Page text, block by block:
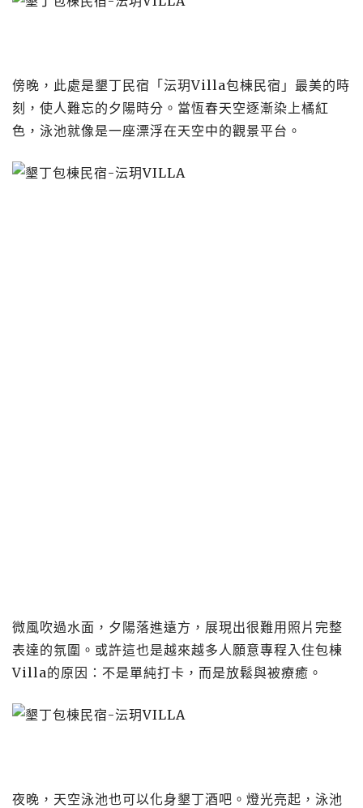
傍晚，此處是墾丁民宿「沄玥Villa包棟民宿」最美的時
刻，使人難忘的夕陽時分。當恆春天空逐漸染上橘紅
色，泳池就像是一座漂浮在天空中的觀景平台。
微風吹過水面，夕陽落進遠方，展現出很難用照片完整
表達的氛圍。或許這也是越來越多人願意專程入住包棟
Villa的原因：不是單純打卡，而是放鬆與被療癒。
夜晚，天空泳池也可以化身墾丁酒吧。燈光亮起，泳池